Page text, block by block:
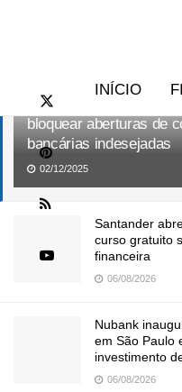
Banco Central lança
bloquear aberturas de
bancárias indesejadas
02/12/2025
Santander
curso gratuito
financeira
06/08/2026
Nubank
em São Paulo
investimento
06/08/2026
INÍCIO